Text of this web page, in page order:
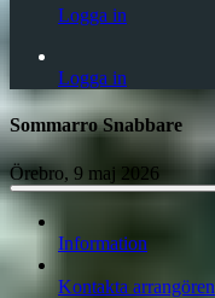
Logga in
Logga in
Sommarro Snabbare
Örebro, 9 maj 2026
Information
Kontakta arrangören